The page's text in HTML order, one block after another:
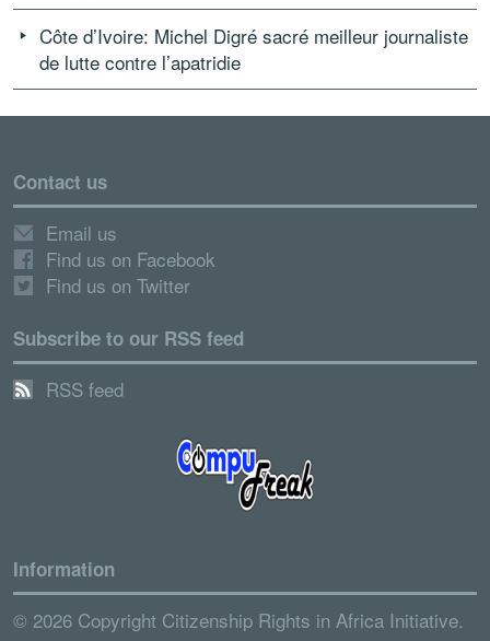
Côte d’Ivoire: Michel Digré sacré meilleur journaliste
de lutte contre l’apatridie
Contact us
Email us
Find us on Facebook
Find us on Twitter
Subscribe to our RSS feed
RSS feed
Information
© 2026 Copyright Citizenship Rights in Africa Initiative.